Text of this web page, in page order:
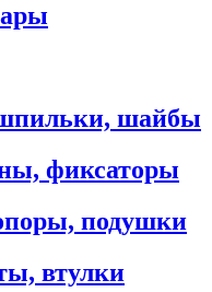
шайбы
фиксаторы
подушки
втулки